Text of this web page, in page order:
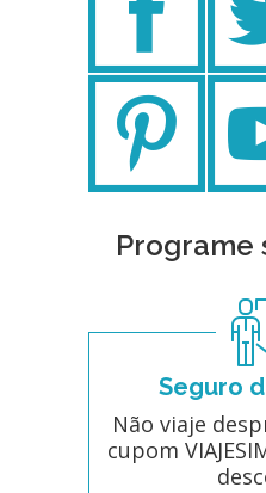
Programe
Seguro
Não viaje
cupom